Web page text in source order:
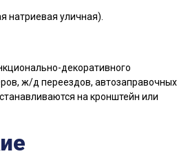
натриевая уличная).
декоративного
ж/д переездов, автозаправочных
на кронштейн или